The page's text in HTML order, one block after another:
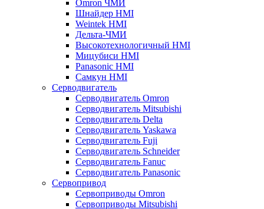
Omron ЧМИ
Шнайдер HMI
Weintek HMI
Дельта-ЧМИ
Высокотехнологичный HMI
Мицубиси HMI
Panasonic HMI
Самкун HMI
Серводвигатель
Серводвигатель Omron
Серводвигатель Mitsubishi
Серводвигатель Delta
Серводвигатель Yaskawa
Серводвигатель Fuji
Серводвигатель Schneider
Серводвигатель Fanuc
Серводвигатель Panasonic
Сервопривод
Сервоприводы Omron
Сервоприводы Mitsubishi